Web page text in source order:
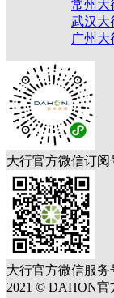
常州大
武汉大
广州大
大行官方微信订阅
大行官方微信服务
2021 © DAHON官